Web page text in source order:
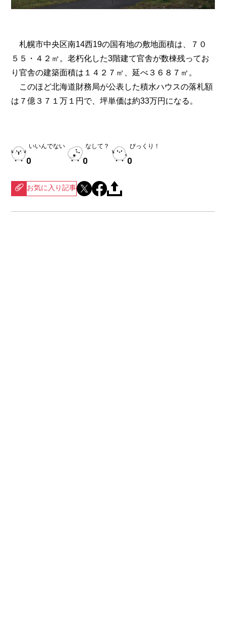
札幌市中央区南14西19の国有地の敷地面積は、７０
５５・４２㎡。老朽化した3階建て官舎が数棟残ってお
り官舎の建築面積は１４２７㎡、延べ３６８７㎡。
このほど北海道財務局が公表した積水ハウスの落札額
は７億３７１万１円で、坪単価は約33万円になる。
いいんでない
0
なして？
0
びっくり！
0
お気に入り記事